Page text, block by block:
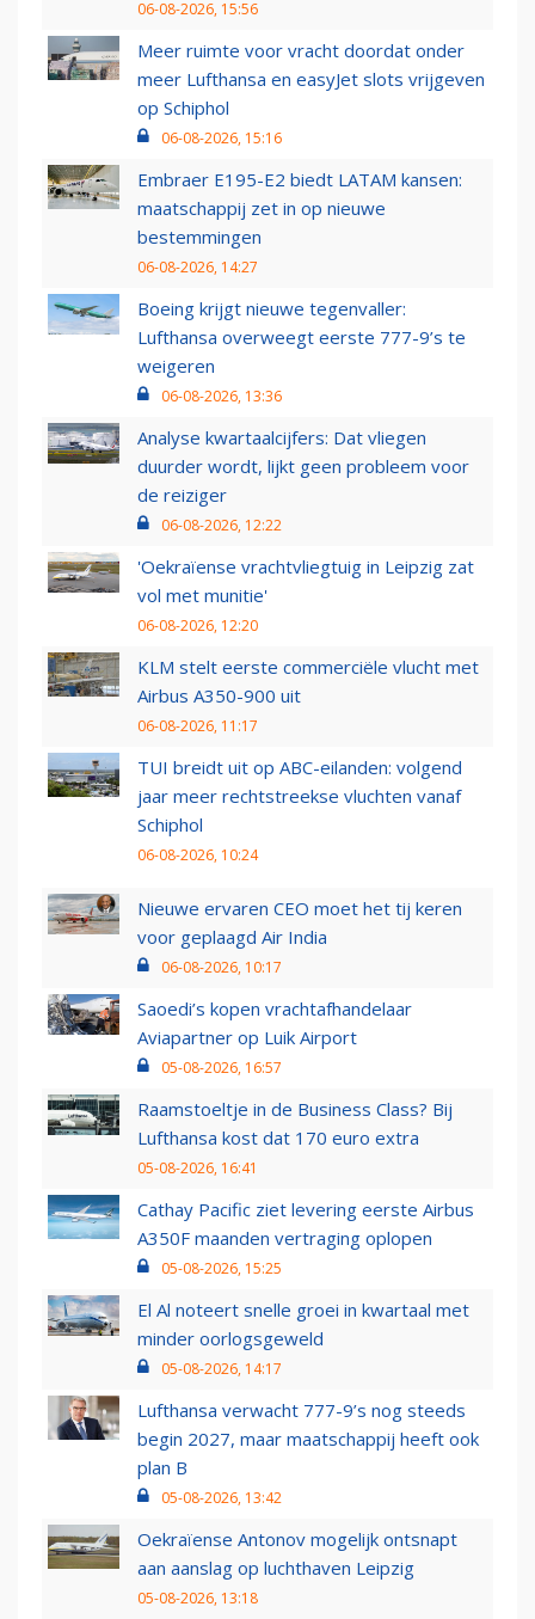
06-08-2026, 15:56
Meer ruimte voor vracht doordat onder
meer Lufthansa en easyJet slots vrijgeven
op Schiphol
06-08-2026, 15:16
Embraer E195-E2 biedt LATAM kansen:
maatschappij zet in op nieuwe
bestemmingen
06-08-2026, 14:27
Boeing krijgt nieuwe tegenvaller:
Lufthansa overweegt eerste 777-9’s te
weigeren
06-08-2026, 13:36
Analyse kwartaalcijfers: Dat vliegen
duurder wordt, lijkt geen probleem voor
de reiziger
06-08-2026, 12:22
'Oekraïense vrachtvliegtuig in Leipzig zat
vol met munitie'
06-08-2026, 12:20
KLM stelt eerste commerciële vlucht met
Airbus A350-900 uit
06-08-2026, 11:17
TUI breidt uit op ABC-eilanden: volgend
jaar meer rechtstreekse vluchten vanaf
Schiphol
06-08-2026, 10:24
Nieuwe ervaren CEO moet het tij keren
voor geplaagd Air India
06-08-2026, 10:17
Saoedi’s kopen vrachtafhandelaar
Aviapartner op Luik Airport
05-08-2026, 16:57
Raamstoeltje in de Business Class? Bij
Lufthansa kost dat 170 euro extra
05-08-2026, 16:41
Cathay Pacific ziet levering eerste Airbus
A350F maanden vertraging oplopen
05-08-2026, 15:25
El Al noteert snelle groei in kwartaal met
minder oorlogsgeweld
05-08-2026, 14:17
Lufthansa verwacht 777-9’s nog steeds
begin 2027, maar maatschappij heeft ook
plan B
05-08-2026, 13:42
Oekraïense Antonov mogelijk ontsnapt
aan aanslag op luchthaven Leipzig
05-08-2026, 13:18